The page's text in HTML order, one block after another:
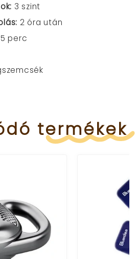
3 szint
2 óra után
perc
termékek